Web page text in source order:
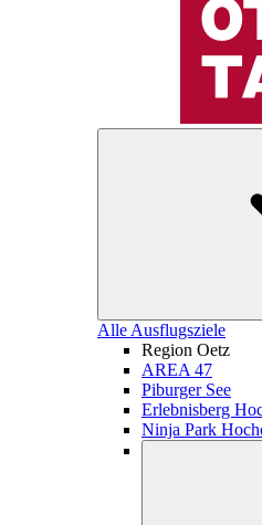
Alle Ausflugsziele
Region Oetz
AREA 47
Piburger See
Erlebnisberg
Ninja Park